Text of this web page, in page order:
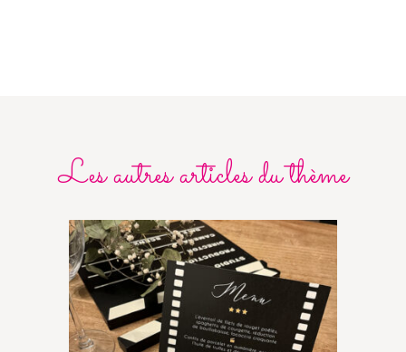
Les autres articles du thème